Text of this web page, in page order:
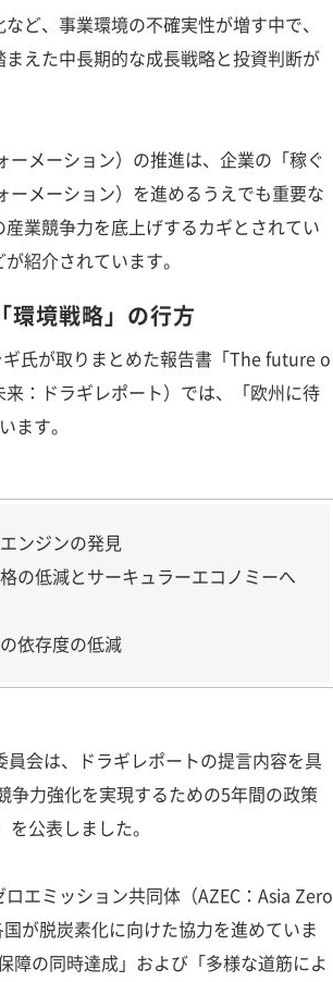
ど、事業環境の不確実性が増す中で、
えた中長期的な成長戦略と投資判断が
メーション）の推進は、企業の「稼ぐ
ーメーション）を進めるうえでも重要な
業競争力を底上げするカギとされてい
紹介されています。
環境戦略」の行方
氏が取りまとめた報告書「The future o
：ドラギレポート）では、「欧州に待
ます。
ンジンの発見
の低減とサーキュラーエコノミーへ
依存度の低減
会は、ドラギレポートの提言内容を具
争力強化を実現するための5年間の政策
公表しました。
エミッション共同体（AZEC：Asia Zero
が脱炭素化に向けた協力を進めていま
障の同時達成」および「多様な道筋によ